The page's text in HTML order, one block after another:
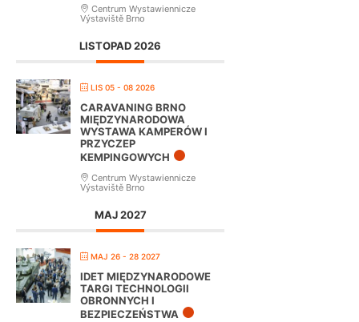
Centrum Wystawiennicze
Výstaviště Brno
LISTOPAD 2026
LIS 05 - 08 2026
CARAVANING BRNO
MIĘDZYNARODOWA
WYSTAWA KAMPERÓW I
PRZYCZEP
KEMPINGOWYCH
Centrum Wystawiennicze
Výstaviště Brno
MAJ 2027
MAJ 26 - 28 2027
IDET MIĘDZYNARODOWE
TARGI TECHNOLOGII
OBRONNYCH I
BEZPIECZEŃSTWA